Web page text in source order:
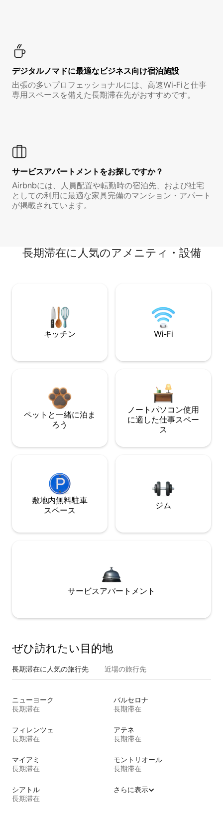
デジタルノマド⁠に最⁠適⁠なビ⁠ジ⁠ネ⁠ス⁠向⁠け宿⁠泊⁠施⁠設
出張の多いプロフェッショナルには、高速Wi-Fiと仕事
専用スペースを備えた長期滞在先がおすすめです。
サービスアパートメントをお探しですか？
Airbnbには、人員配置や転勤時の宿泊先、および社宅
としての利用に最適な家具完備のマンション・アパート
が掲載されています。
長期滞在に人気のアメニティ・設備
キッチン Wi-Fi
ペットと一緒に泊ま
ろう
ノートパソコン使用
に適した仕事スペー
ス
敷地内無料駐⁠車
ス⁠ペ⁠ー⁠ス
ジム
サービスアパートメント
ぜひ訪⁠れ⁠た⁠い目⁠的⁠地
長期滞在に人気の旅行先 近場の旅行先
ニューヨーク
長期滞在
バルセロナ
長期滞在
フィレンツェ
長期滞在
アテネ
長期滞在
マイアミ
長期滞在
モントリオール
長期滞在
シアトル
長期滞在
さらに表示